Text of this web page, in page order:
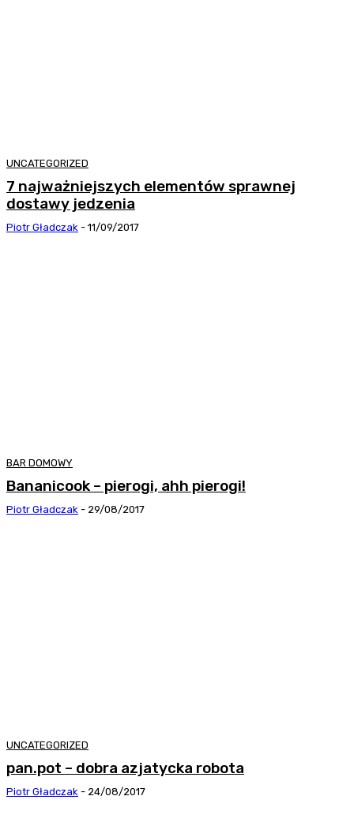
UNCATEGORIZED
7 najważniejszych elementów sprawnej
dostawy jedzenia
Piotr Gładczak - 11/09/2017
BAR DOMOWY
Bananicook – pierogi, ahh pierogi!
Piotr Gładczak - 29/08/2017
UNCATEGORIZED
pan.pot – dobra azjatycka robota
Piotr Gładczak - 24/08/2017